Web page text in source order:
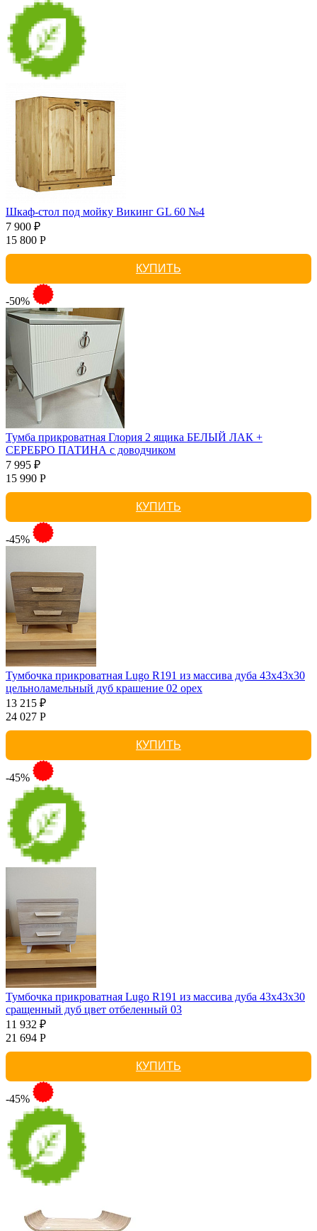
Шкаф-стол под мойку Викинг GL 60 №4
7 900 ₽
15 800 Р
КУПИТЬ
-50%
Тумба прикроватная Глория 2 ящика БЕЛЫЙ ЛАК +
СЕРЕБРО ПАТИНА с доводчиком
7 995 ₽
15 990 Р
КУПИТЬ
-45%
Тумбочка прикроватная Lugo R191 из массива дуба 43х43х30
цельноламельный дуб крашение 02 орех
13 215 ₽
24 027 Р
КУПИТЬ
-45%
Тумбочка прикроватная Lugo R191 из массива дуба 43х43х30
сращенный дуб цвет отбеленный 03
11 932 ₽
21 694 Р
КУПИТЬ
-45%